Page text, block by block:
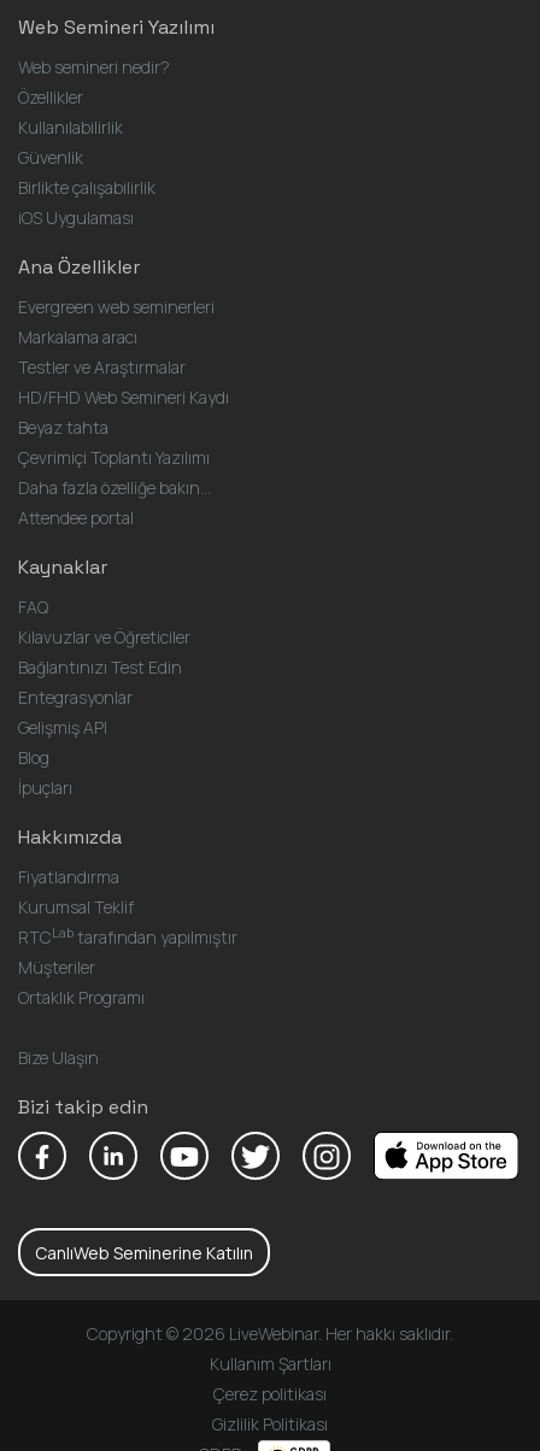
Web Semineri Yazılımı
Web semineri nedir?
Özellikler
Kullanılabilirlik
Güvenlik
Birlikte çalışabilirlik
iOS Uygulaması
Ana Özellikler
Evergreen web seminerleri
Markalama aracı
Testler ve Araştırmalar
HD/FHD Web Semineri Kaydı
Beyaz tahta
Çevrimiçi Toplantı Yazılımı
Daha fazla özelliğe bakın...
Attendee portal
Kaynaklar
FAQ
Kılavuzlar ve Öğreticiler
Bağlantınızı Test Edin
Entegrasyonlar
Gelişmiş API
Blog
İpuçları
Hakkımızda
Fiyatlandırma
Kurumsal Teklif
RTCLab tarafından yapılmıştır
Müşteriler
Ortaklık Programı
Bize Ulaşın
Bizi takip edin
CanlıWeb Seminerine Katılın
Copyright © 2026 LiveWebinar. Her hakkı saklıdır.
Kullanım Şartları
Çerez politikası
Gizlilik Politikası